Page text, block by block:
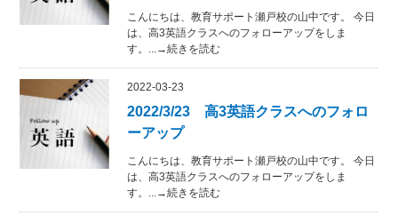
こんにちは、教育サポート瀬戸校の山中です。 今日
は、高3英語クラスへのフォローアップをしま
す。...→続きを読む
2022-03-23
2022/3/23 高3英語クラスへのフォロ
ーアップ
こんにちは、教育サポート瀬戸校の山中です。 今日
は、高3英語クラスへのフォローアップをしま
す。...→続きを読む